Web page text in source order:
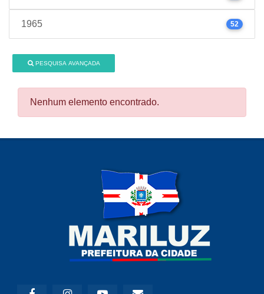
1965 52
PESQUISA AVANÇADA
Nenhum elemento encontrado.